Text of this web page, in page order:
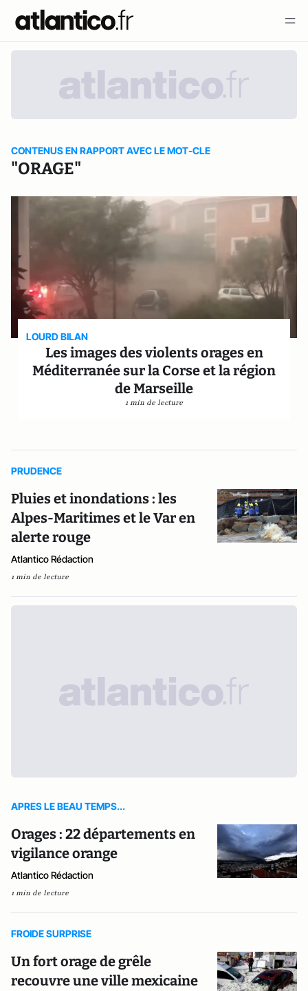
CONTENUS EN RAPPORT AVEC LE MOT-CLE
"ORAGE"
LOURD BILAN
Les images des violents orages en
Méditerranée sur la Corse et la région
de Marseille
1 min de lecture
PRUDENCE
Pluies et inondations : les
Alpes-Maritimes et le Var en
alerte rouge
Atlantico Rédaction
1 min de lecture
APRES LE BEAU TEMPS...
Orages : 22 départements en
vigilance orange
Atlantico Rédaction
1 min de lecture
FROIDE SURPRISE
Un fort orage de grêle
recouvre une ville mexicaine